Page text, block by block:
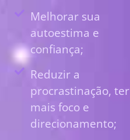
Melhorar sua
autoestima e
confiança;
Reduzir a
procrastinação, ter
mais foco e
direcionamento;